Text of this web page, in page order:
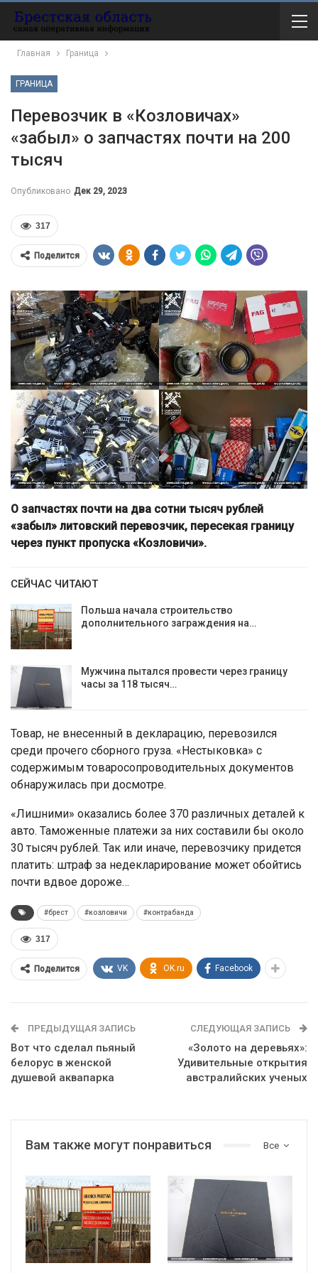
Главная Граница
ГРАНИЦА
Перевозчик в «Козловичах»
«забыл» о запчастях почти на 200
тысяч
Опубликовано Дек 29, 2023
317
Поделится
О запчастях почти на два сотни тысяч рублей
«забыл» литовский перевозчик, пересекая границу
через пункт пропуска «Козловичи».
СЕЙЧАС ЧИТАЮТ
Польша начала строительство
дополнительного заграждения на…
Мужчина пытался провести через границу
часы за 118 тысяч…
Товар, не внесенный в декларацию, перевозился
среди прочего сборного груза. «Нестыковка» с
содержимым товаросопроводительных документов
обнаружилась при досмотре.
«Лишними» оказались более 370 различных деталей к
авто. Таможенные платежи за них составили бы около
30 тысяч рублей. Так или иначе, перевозчику придется
платить: штраф за недекларирование может обойтись
почти вдвое дороже…
#брест #козловичи #контрабанда
317
Поделится VK OK.ru Facebook
ПРЕДЫДУЩАЯ ЗАПИСЬ
Вот что сделал пьяный
белорус в женской
душевой аквапарка
СЛЕДУЮЩАЯ ЗАПИСЬ
«Золото на деревьях»:
Удивительные открытия
австралийских ученых
Все
Вам также могут понравиться